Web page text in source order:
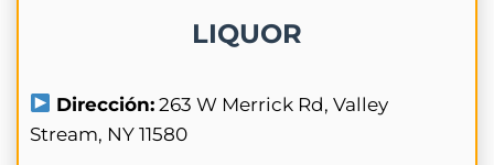
LIQUOR
Dirección: 263 W Merrick Rd, Valley
Stream, NY 11580